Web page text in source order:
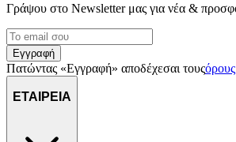
Γράψου στο Νewsletter μας για νέα &
Εγγραφή
Πατώντας «Εγγραφή» αποδέχεσαι τους
ΕΤΑΙΡΕΙΑ